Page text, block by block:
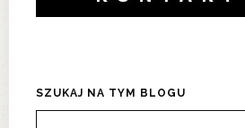
SZUKAJ NA TYM BLOGU